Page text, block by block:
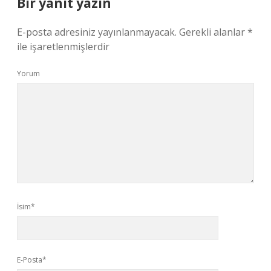
E-posta adresiniz yayınlanmayacak. Gerekli alanlar*
ile işaretlenmişlerdir
Yorum
İsim*
E-Posta*